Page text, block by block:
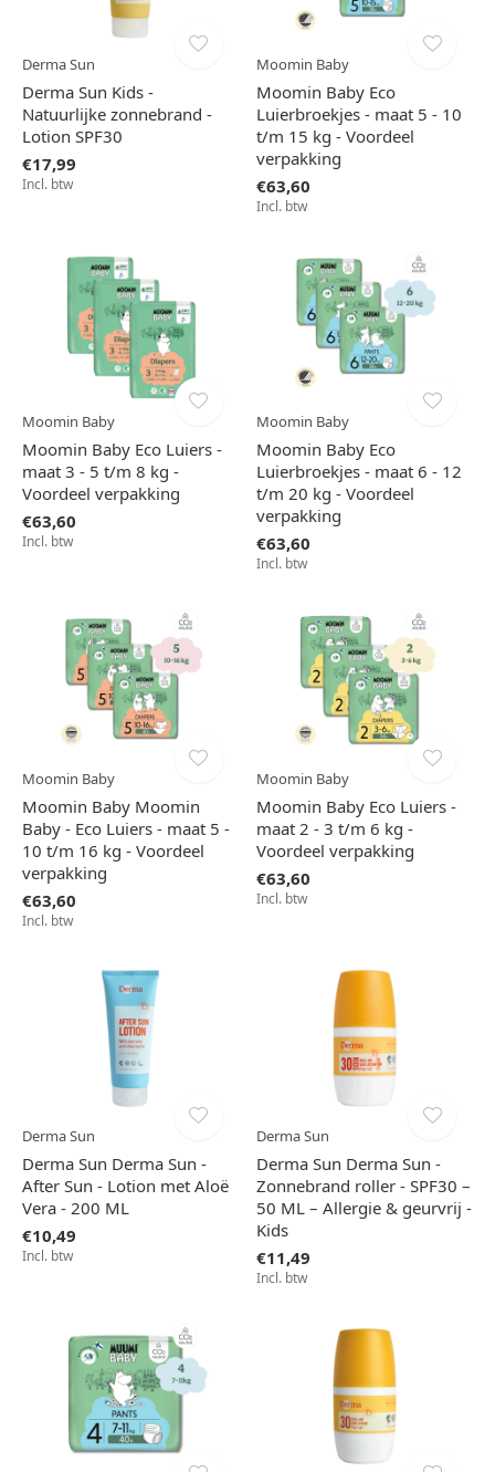
Derma Sun
Derma Sun Kids -
Natuurlijke zonnebrand -
Lotion SPF30
€17,99
Incl. btw
Moomin Baby
Moomin Baby Eco
Luierbroekjes - maat 5 - 10
t/m 15 kg - Voordeel
verpakking
€63,60
Incl. btw
Moomin Baby
Moomin Baby Eco Luiers -
maat 3 - 5 t/m 8 kg -
Voordeel verpakking
€63,60
Incl. btw
Moomin Baby
Moomin Baby Eco
Luierbroekjes - maat 6 - 12
t/m 20 kg - Voordeel
verpakking
€63,60
Incl. btw
Moomin Baby
Moomin Baby Moomin
Baby - Eco Luiers - maat 5 -
10 t/m 16 kg - Voordeel
verpakking
€63,60
Incl. btw
Moomin Baby
Moomin Baby Eco Luiers -
maat 2 - 3 t/m 6 kg -
Voordeel verpakking
€63,60
Incl. btw
Derma Sun
Derma Sun Derma Sun -
After Sun - Lotion met Aloë
Vera - 200 ML
€10,49
Incl. btw
Derma Sun
Derma Sun Derma Sun -
Zonnebrand roller - SPF30 –
50 ML – Allergie & geurvrij -
Kids
€11,49
Incl. btw